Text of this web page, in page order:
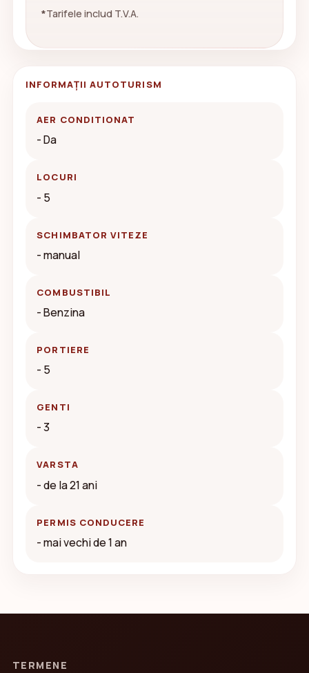
*Tarifele includ T.V.A.
INFORMAŢII AUTOTURISM
AER CONDITIONAT
- Da
LOCURI
- 5
SCHIMBATOR VITEZE
- manual
COMBUSTIBIL
- Benzina
PORTIERE
- 5
GENTI
- 3
VARSTA
- de la 21 ani
PERMIS CONDUCERE
- mai vechi de 1 an
TERMENE